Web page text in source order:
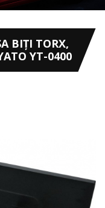
BIȚI TORX,
YT-0400